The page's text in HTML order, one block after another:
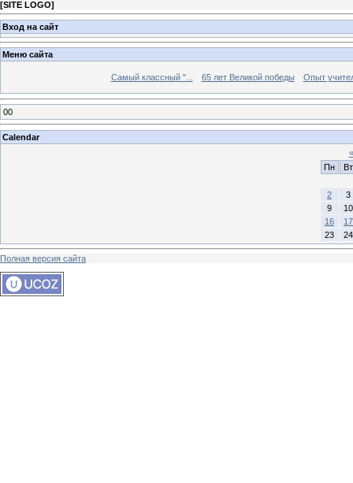
[SITE LOGO]
Вход на сайт
Меню сайта
Самый классный "... 65 лет Великой победы Опыт
00
Calendar
«
Пн
Вт
2
3
9
10
16
17
23
24
Полная версия сайта